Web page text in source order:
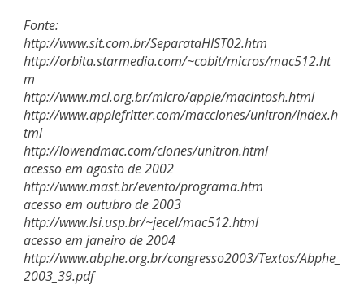
Fonte:
http://www.sit.com.br/SeparataHIST02.htm
http://orbita.starmedia.com/~cobit/micros/mac512.ht
m
http://www.mci.org.br/micro/apple/macintosh.html
http://www.applefritter.com/macclones/unitron/index.h
tml
http://lowendmac.com/clones/unitron.html
acesso em agosto de 2002
http://www.mast.br/evento/programa.htm
acesso em outubro de 2003
http://www.lsi.usp.br/~jecel/mac512.html
acesso em janeiro de 2004
http://www.abphe.org.br/congresso2003/Textos/Abphe_
2003_39.pdf